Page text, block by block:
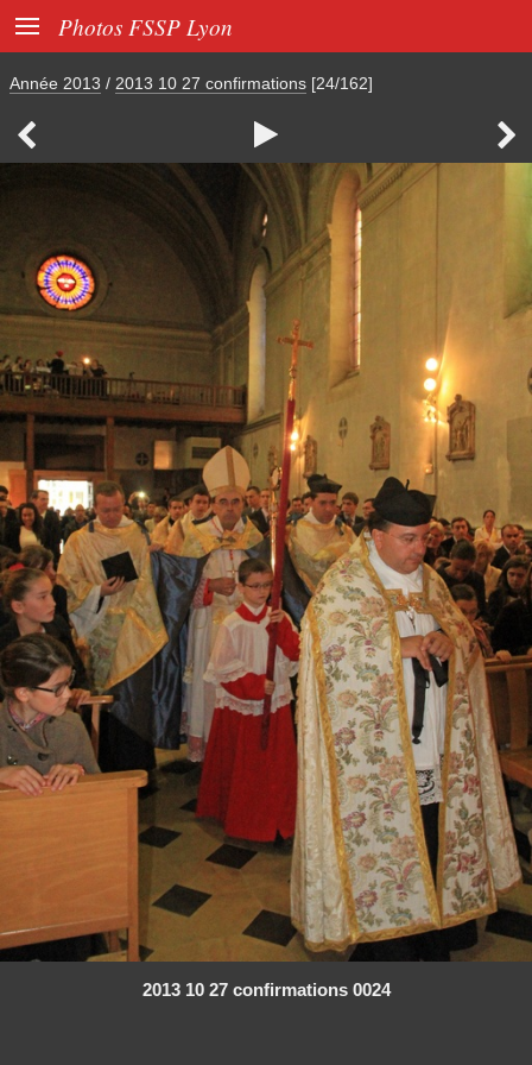
 Photos FSSP Lyon
Année 2013 / 2013 10 27 confirmations [24/162]
  
2013 10 27 confirmations 0024